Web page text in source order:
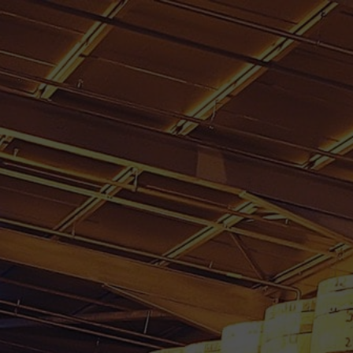
RHUM CARAIBES.
RHUMS D’EXCEPTION VINS
PRODUITS
MON COMPTE
RHUM VIEUX BELLEVUE/DAMOISEAU 70 CL 59.9°
RHUM VIEUX
MILLESIME 1998